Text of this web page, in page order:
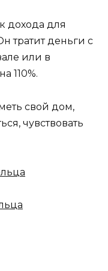
дохода для
тратит деньги с
или в
110%.
свой дом,
чувствовать